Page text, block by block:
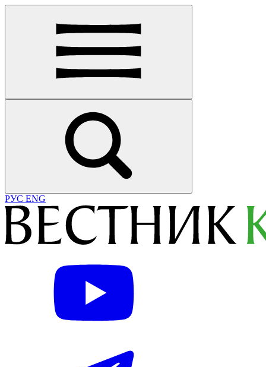
РУС ENG